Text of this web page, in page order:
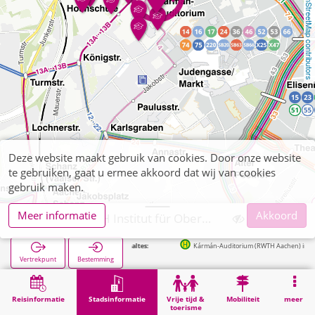
OpenStreetMap contributors
Reisinformatie Stadsinformatie
Vrije tijd &
toerisme
Mobiliteit meer
Vertrekpunt Bestemming
Volgende haltes: Kármán-Auditorium (RWTH Aachen) in 99m
Stadsinformatie Hogeschoolinstellingen Aachen, RWTH Institut für Oberflächentechnik
Deze website maakt gebruik van cookies. Door onze website
te gebruiken, gaat u ermee akkoord dat wij van cookies
gebruik maken.
Meer informatie
Akkoord